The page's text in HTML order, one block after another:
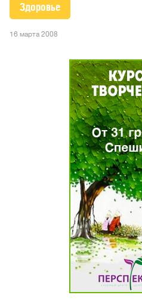
Здоровье
16 марта 2008